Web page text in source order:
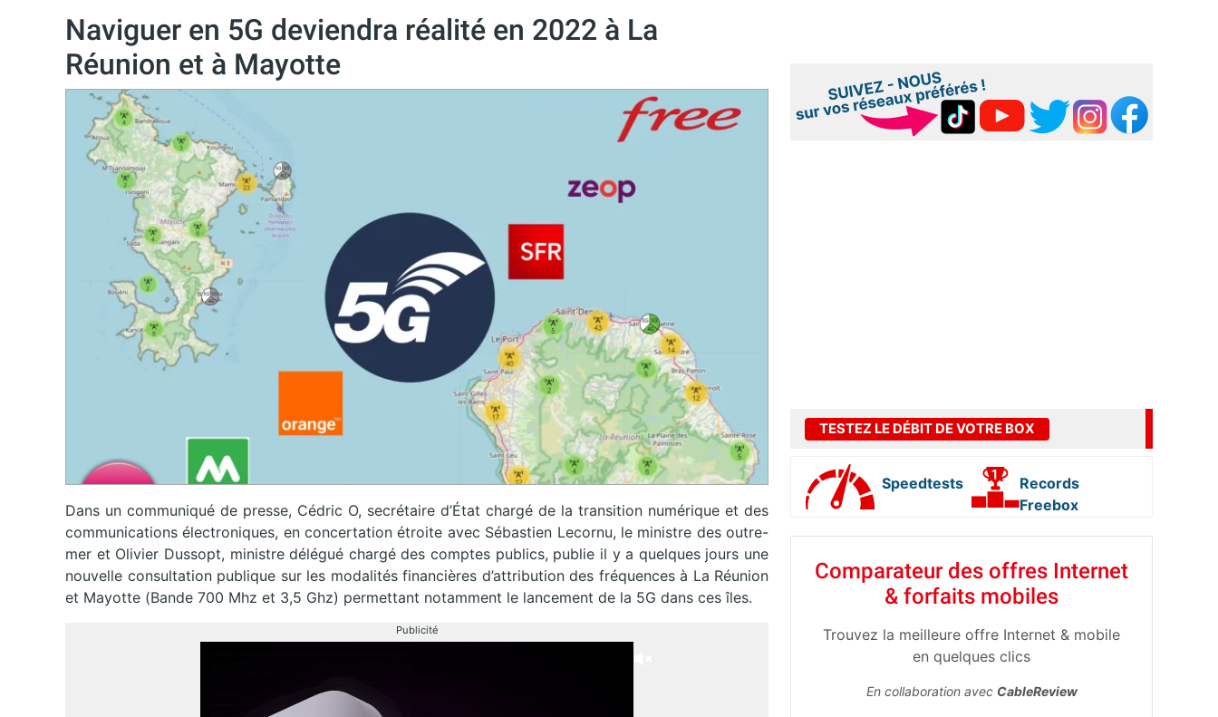
Naviguer en 5G deviendra réalité en 2022 à La
Réunion et à Mayotte
Dans un communiqué de presse, Cédric O, secrétaire d’État chargé de la transition numérique et des
communications électroniques, en concertation étroite avec Sébastien Lecornu, le ministre des outre-
mer et Olivier Dussopt, ministre délégué chargé des comptes publics, publie il y a quelques jours une
nouvelle consultation publique sur les modalités financières d’attribution des fréquences à La Réunion
et Mayotte (Bande 700 Mhz et 3,5 Ghz) permettant notamment le lancement de la 5G dans ces îles.
Publicité
TESTEZ LE DÉBIT DE VOTRE BOX
Speedtests
Records
Freebox
Comparateur des offres Internet
& forfaits mobiles
Trouvez la meilleure offre Internet & mobile
en quelques clics
En collaboration avec CableReview